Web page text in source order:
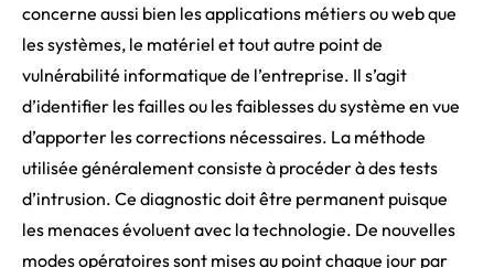
concerne aussi bien les applications métiers ou web que
les systèmes, le matériel et tout autre point de
vulnérabilité informatique de l’entreprise. Il s’agit
d’identifier les failles ou les faiblesses du système en vue
d’apporter les corrections nécessaires. La méthode
utilisée généralement consiste à procéder à des tests
d’intrusion. Ce diagnostic doit être permanent puisque
les menaces évoluent avec la technologie. De nouvelles
modes opératoires sont mises au point chaque jour par